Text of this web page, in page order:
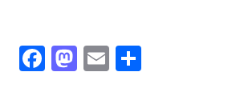
F
a
M
a
E
m